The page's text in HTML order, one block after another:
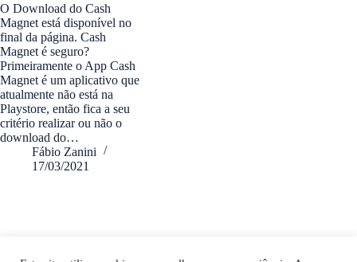
O Download do Cash
Magnet está disponível no
final da página. Cash
Magnet é seguro?
Primeiramente o App Cash
Magnet é um aplicativo que
atualmente não está na
Playstore, então fica a seu
critério realizar ou não o
download do…
Fábio Zanini
17/03/2021